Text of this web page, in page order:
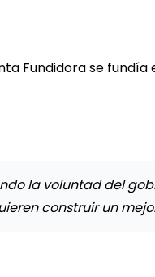
Fundidora se fundía
la voluntad del
construir un